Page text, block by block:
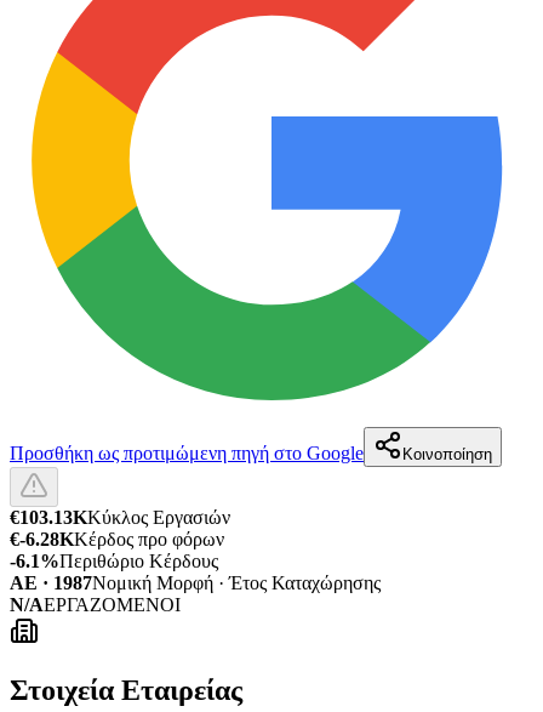
Προσθήκη ως προτιμώμενη πηγή στο Google Κοινοποίηση
€103.13KΚύκλος Εργασιών
€-6.28KΚέρδος προ φόρων
-6.1%Περιθώριο Κέρδους
ΑΕ · 1987Νομική Μορφή · Έτος Καταχώρησης
N/AΕΡΓΑΖΟΜΕΝΟΙ
Στοιχεία Εταιρείας